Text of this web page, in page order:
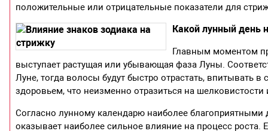
положительные или отрицательные показатели для
Какой лунный день
Главным моментом
выступает растущая или убывающая фаза Луны.
Луне, тогда волосы будут быстро отрастать, впитывать
здоровьем, что неизменно отразиться на шелковистости
Согласно лунному календарю наиболее
оказывает наиболее сильное влияние на процесс